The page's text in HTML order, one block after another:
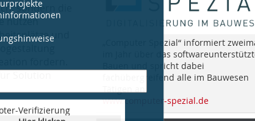
sondern die
nutzen
und
fördern.
Solution
Sie sich jetzt an!
Analyse, Widerruf
„Computer Spezial“ informiert
im Jahr über das
Bauen und spricht dabei
fachübergreifend alle im Bauwesen
Tätigen an.
www.computer-spezial.de